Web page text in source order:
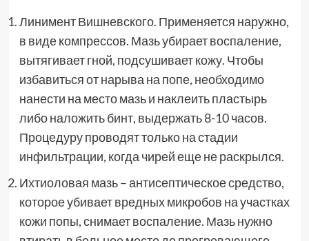
Линимент Вишневского. Применяется наружно,
в виде компрессов. Мазь убирает воспаление,
вытягивает гной, подсушивает кожу. Чтобы
избавиться от нарыва на попе, необходимо
нанести на место мазь и наклеить пластырь
либо наложить бинт, выдержать 8-10 часов.
Процедуру проводят только на стадии
инфильтрации, когда чирей еще не раскрылся.
Ихтиоловая мазь – антисептическое средство,
которое убивает вредных микробов на участках
кожи попы, снимает воспаление. Мазь нужно